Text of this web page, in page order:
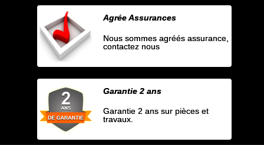
Agrée Assurances
Nous sommes agréés assurance,
contactez nous
Garantie 2 ans
Garantie 2 ans sur pièces et
travaux.